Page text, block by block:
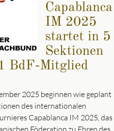
Capablanca
IM 2025
startet in 5
Sektionen
BdF-Mitglied
2025 beginnen wie geplant
des internationalen
Capablanca IM 2025, das
Föderation zu Ehren des